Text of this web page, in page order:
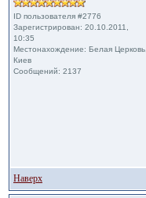
ID пользователя #2776
Зарегистрирован: 20.10.2011,
10:35
Местонахождение: Белая Церковь,
Киев
Сообщений: 2137
Наверх